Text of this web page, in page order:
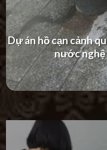
Dự án thác nước